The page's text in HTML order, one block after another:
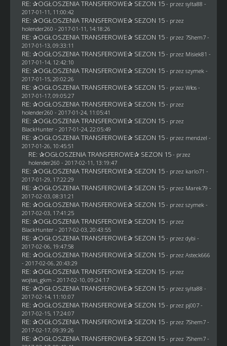
RE: ✰OGŁOSZENIA TRANSFEROWE✰ SEZON 15 - przez sylta88 -
2017-01-11, 11:00:42
RE: ✰OGŁOSZENIA TRANSFEROWE✰ SEZON 15 - przez
holender260 - 2017-01-11, 14:18:26
RE: ✰OGŁOSZENIA TRANSFEROWE✰ SEZON 15 - przez 7Shem7-
2017-01-13, 09:33:11
RE: ✰OGŁOSZENIA TRANSFEROWE✰ SEZON 15 - przez Misiek81 -
2017-01-14, 12:42:10
RE: ✰OGŁOSZENIA TRANSFEROWE✰ SEZON 15 - przez szymek -
2017-01-15, 20:02:26
RE: ✰OGŁOSZENIA TRANSFEROWE✰ SEZON 15 - przez Włos-
2017-01-17, 09:05:27
RE: ✰OGŁOSZENIA TRANSFEROWE✰ SEZON 15 - przez
holender260 - 2017-01-24, 11:05:41
RE: ✰OGŁOSZENIA TRANSFEROWE✰ SEZON 15 - przez
BlackHunter- 2017-01-24, 22:05:49
RE: ✰OGŁOSZENIA TRANSFEROWE✰ SEZON 15 - przez mendzel -
2017-01-26, 10:45:51
RE: ✰OGŁOSZENIA TRANSFEROWE✰ SEZON 15 - przez
holender260 - 2017-02-11, 13:19:47
RE: ✰OGŁOSZENIA TRANSFEROWE✰ SEZON 15 - przez karlo71 -
2017-01-29, 17:22:29
RE: ✰OGŁOSZENIA TRANSFEROWE✰ SEZON 15 - przez Marek79 -
2017-02-03, 08:31:21
RE: ✰OGŁOSZENIA TRANSFEROWE✰ SEZON 15 - przez szymek -
2017-02-03, 17:41:25
RE: ✰OGŁOSZENIA TRANSFEROWE✰ SEZON 15 - przez
BlackHunter- 2017-02-03, 20:43:55
RE: ✰OGŁOSZENIA TRANSFEROWE✰ SEZON 15 - przez dybi -
2017-02-06, 19:47:58
RE: ✰OGŁOSZENIA TRANSFEROWE✰ SEZON 15 - przez Asteck666
- 2017-02-06, 20:43:29
RE: ✰OGŁOSZENIA TRANSFEROWE✰ SEZON 15 - przez
wojtas_gkm - 2017-02-10, 09:24:17
RE: ✰OGŁOSZENIA TRANSFEROWE✰ SEZON 15 - przez sylta88 -
2017-02-14, 11:10:07
RE: ✰OGŁOSZENIA TRANSFEROWE✰ SEZON 15 - przez pj007-
2017-02-15, 17:24:07
RE: ✰OGŁOSZENIA TRANSFEROWE✰ SEZON 15 - przez 7Shem7-
2017-02-17, 09:39:26
RE: ✰OGŁOSZENIA TRANSFEROWE✰ SEZON 15 - przez 7Shem7-